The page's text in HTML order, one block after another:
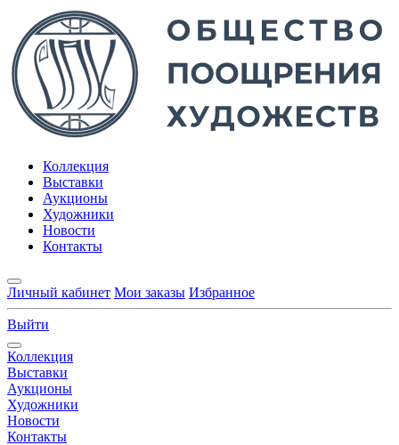
Коллекция
Выставки
Аукционы
Художники
Новости
Контакты
Личный кабинет Мои заказы Избранное
Выйти
Коллекция
Выставки
Аукционы
Художники
Новости
Контакты